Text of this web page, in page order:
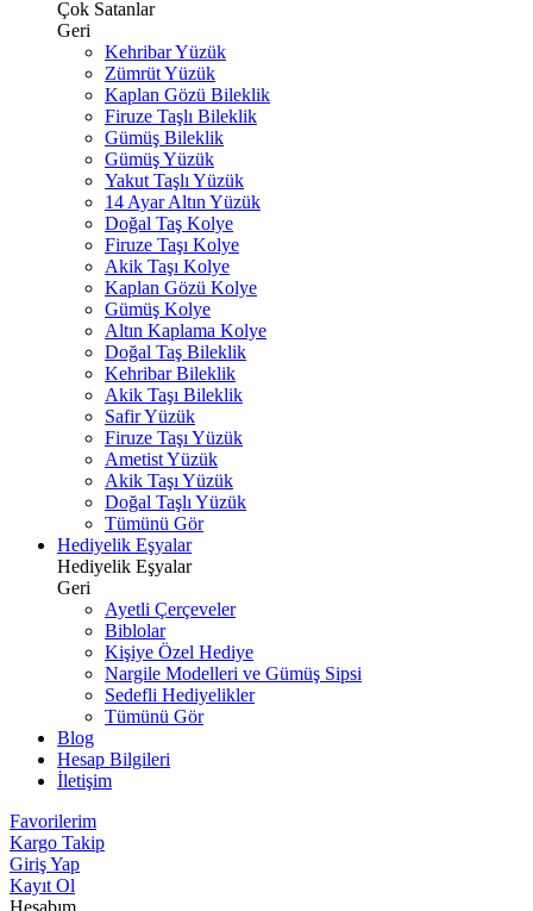
Çok Satanlar
Geri
Kehribar Yüzük
Zümrüt Yüzük
Kaplan Gözü Bileklik
Firuze Taşlı Bileklik
Gümüş Bileklik
Gümüş Yüzük
Yakut Taşlı Yüzük
14 Ayar Altın Yüzük
Doğal Taş Kolye
Firuze Taşı Kolye
Akik Taşı Kolye
Kaplan Gözü Kolye
Gümüş Kolye
Altın Kaplama Kolye
Doğal Taş Bileklik
Kehribar Bileklik
Akik Taşı Bileklik
Safir Yüzük
Firuze Taşı Yüzük
Ametist Yüzük
Akik Taşı Yüzük
Doğal Taşlı Yüzük
Tümünü Gör
Hediyelik Eşyalar
Hediyelik Eşyalar
Geri
Ayetli Çerçeveler
Biblolar
Kişiye Özel Hediye
Nargile Modelleri ve Gümüş Sipsi
Sedefli Hediyelikler
Tümünü Gör
Blog
Hesap Bilgileri
İletişim
Favorilerim
Kargo Takip
Giriş Yap
Kayıt Ol
Hesabım